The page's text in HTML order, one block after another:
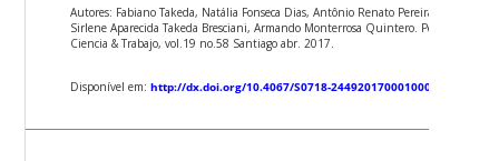
Autores: Fabiano Takeda, Natália Fonseca Dias, Antônio Renato Pereira Moro,
Sirlene Aparecida Takeda Bresciani, Armando Monterrosa Quintero. Periódico:
Ciencia & Trabajo, vol.19 no.58 Santiago abr. 2017.
Disponível em:http://dx.doi.org/10.4067/S0718-24492017000100014